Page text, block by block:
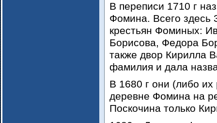
В переписи 1710 г
Фомина. Всего здесь
крестьян Фоминых:
Борисова, Федора
также двор Кирилла
фамилия и дала
В 1680 г они (либо
деревне Фомина на
Поскочина только